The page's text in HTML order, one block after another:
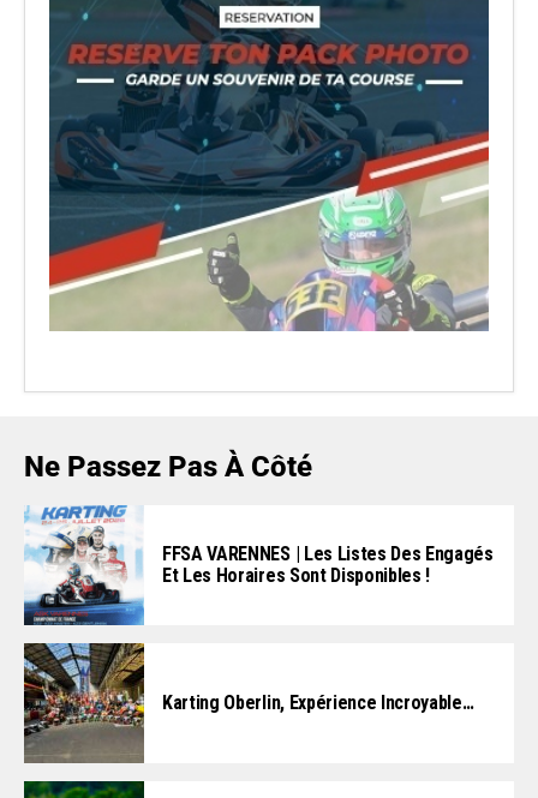
Ne Passez Pas À Côté
FFSA VARENNES | Les Listes Des Engagés
Et Les Horaires Sont Disponibles !
Karting Oberlin, Expérience Incroyable…